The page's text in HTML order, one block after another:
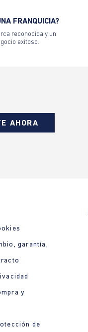
FRANQUICIA?
reconocida y un
exitoso.
AHORA
garantía,
y
de